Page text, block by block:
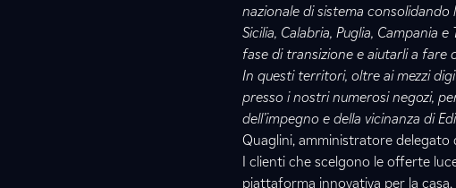
nazionale di sistema
Sicilia, Calabria, Puglia, Campania
fase di transizione e aiutarli a fare
In questi territori, oltre ai mezzi
presso i nostri numerosi negozi,
dell’impegno e della vicinanza di
Quaglini, amministratore delegato
I clienti che scelgono le offerte
piattaforma innovativa per la